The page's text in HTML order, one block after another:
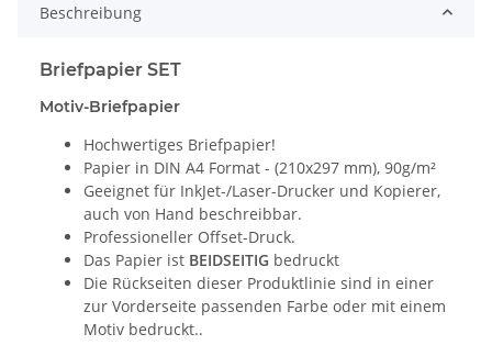
Beschreibung
Briefpapier SET
Motiv-Briefpapier
Hochwertiges Briefpapier!
Papier in DIN A4 Format - (210x297 mm), 90g/m²
Geeignet für InkJet-/Laser-Drucker und Kopierer,
auch von Hand beschreibbar.
Professioneller Offset-Druck.
Das Papier ist BEIDSEITIG bedruckt
Die Rückseiten dieser Produktlinie sind in einer
zur Vorderseite passenden Farbe oder mit einem
Motiv bedruckt..